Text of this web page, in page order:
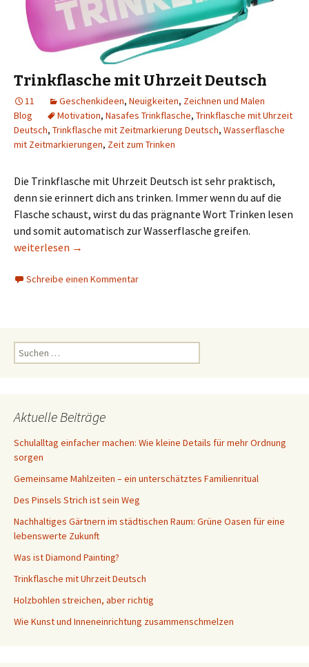
Trinkflasche mit Uhrzeit Deutsch
11 Geschenkideen, Neuigkeiten, Zeichnen und Malen
Blog
Motivation, Nasafes Trinkflasche, Trinkflasche mit Uhrzeit
Deutsch, Trinkflasche mit Zeitmarkierung Deutsch, Wasserflasche
mit Zeitmarkierungen, Zeit zum Trinken
Die Trinkflasche mit Uhrzeit Deutsch ist sehr praktisch,
denn sie erinnert dich ans trinken. Immer wenn du auf die
Flasche schaust, wirst du das prägnante Wort Trinken lesen
und somit automatisch zur Wasserflasche greifen.
Trinkflasche mit Uhrzeit Deutsch
weiterlesen →
Schreibe einen Kommentar
Suchen
nach:
Aktuelle Beiträge
Schulalltag einfacher machen: Wie kleine Details für mehr Ordnung
sorgen
Gemeinsame Mahlzeiten – ein unterschätztes Familienritual
Des Pinsels Strich ist sein Weg
Nachhaltiges Gärtnern im städtischen Raum: Grüne Oasen für eine
lebenswerte Zukunft
Was ist Diamond Painting?
Trinkflasche mit Uhrzeit Deutsch
Holzbohlen streichen, aber richtig
Wie Kunst und Inneneinrichtung zusammenschmelzen